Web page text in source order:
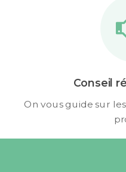
Conseil
On vous guide sur